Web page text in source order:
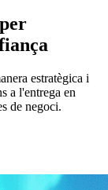
estratègica i
a l'entrega en
de negoci.